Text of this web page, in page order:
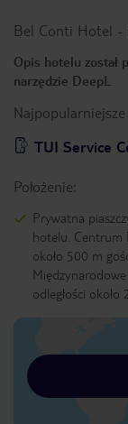
Bel Conti Hotel -
Opis hotelu został
narzędzie DeepL
TUI Service
Położenie:
Prywatna
hotelu. Centrum
około 500 m
odległości około